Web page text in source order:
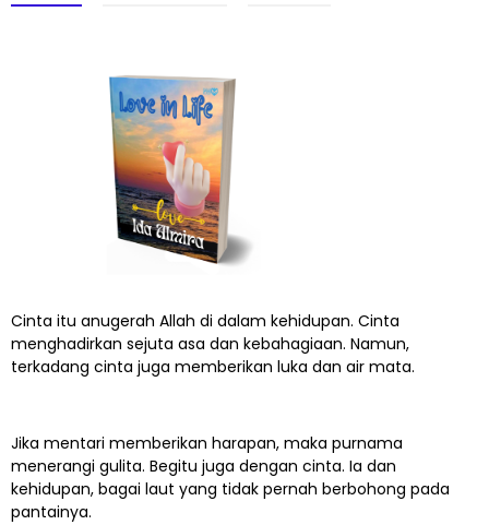
Cinta itu anugerah Allah di dalam kehidupan. Cinta
menghadirkan sejuta asa dan kebahagiaan. Namun,
terkadang cinta juga memberikan luka dan air mata.
Jika mentari memberikan harapan, maka purnama
menerangi gulita. Begitu juga dengan cinta. Ia dan
kehidupan, bagai laut yang tidak pernah berbohong pada
pantainya.